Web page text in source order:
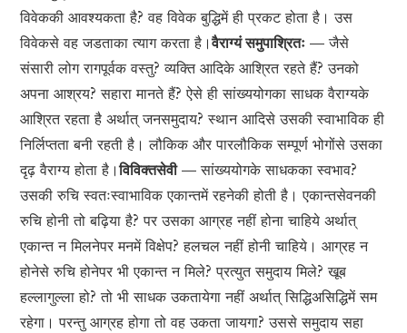
विवेककी आवश्यकता है? वह विवेक बुद्धिमें ही प्रकट होता है। उस
विवेकसे वह जडताका त्याग करता है।वैराग्यं समुपाश्रितः —जैसे
संसारी लोग रागपूर्वक वस्तु? व्यक्ति आदिके आश्रित रहते हैं? उनको
अपना आश्रय? सहारा मानते हैं? ऐसे ही सांख्ययोगका साधक वैराग्यके
आश्रित रहता है अर्थात् जनसमुदाय? स्थान आदिसे उसकी स्वाभाविक ही
निर्लिप्तता बनी रहती है। लौकिक और पारलौकिक सम्पूर्ण भोगोंसे उसका
दृढ़ वैराग्य होता है।विविक्तसेवी —सांख्ययोगके साधकका स्वभाव?
उसकी रुचि स्वतःस्वाभाविक एकान्तमें रहनेकी होती है। एकान्तसेवनकी
रुचि होनी तो बढ़िया है? पर उसका आग्रह नहीं होना चाहिये अर्थात्
एकान्त न मिलनेपर मनमें विक्षेप? हलचल नहीं होनी चाहिये। आग्रह न
होनेसे रुचि होनेपर भी एकान्त न मिले? प्रत्युत समुदाय मिले? खूब
हल्लागुल्ला हो? तो भी साधक उकतायेगा नहीं अर्थात् सिद्धिअसिद्धिमें सम
रहेगा। परन्तु आग्रह होगा तो वह उकता जायगा? उससे समुदाय सहा